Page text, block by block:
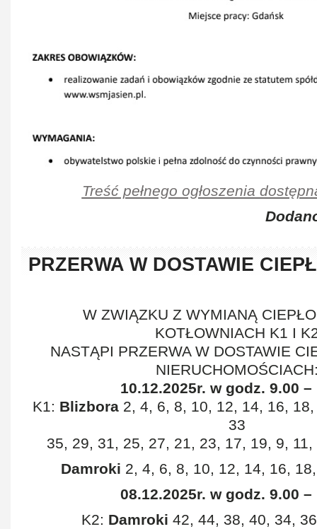
Treść pełnego ogłoszenia
PRZERWA W DOSTAWIE
W ZWIĄZKU Z WYMIANĄ
KOTŁOWNIACH K1 I
NASTĄPI PRZERWA W DOSTAWIE
10.12.2025r. w godz. 9.00 –
K1: Blizbora 2, 4, 6, 8, 10, 12, 14, 16,
33
35, 29, 31, 25, 27, 21, 23, 17, 19, 9,
Damroki 2, 4, 6, 8, 10, 12, 14, 16,
08.12.2025r. w godz. 9.00 –
K2: Damroki 42, 44, 38, 40, 34,